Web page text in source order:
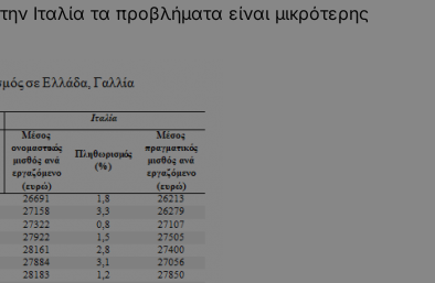
Ιταλία τα προβλήματα είναι μικρότερης